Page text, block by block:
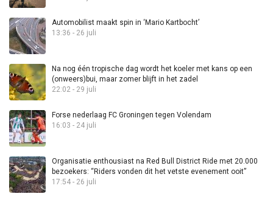
Automobilist maakt spin in ‘Mario Kartbocht’
13:36 - 26 juli
Na nog één tropische dag wordt het koeler met kans op een
(onweers)bui, maar zomer blijft in het zadel
22:02 - 29 juli
Forse nederlaag FC Groningen tegen Volendam
16:03 - 24 juli
Organisatie enthousiast na Red Bull District Ride met 20.000
bezoekers: “Riders vonden dit het vetste evenement ooit”
17:54 - 26 juli